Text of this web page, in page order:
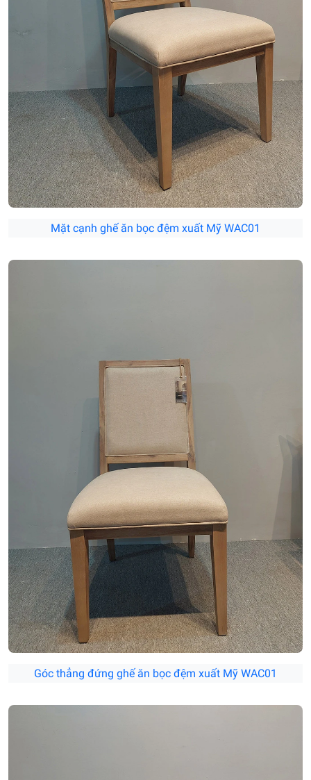
Mặt cạnh ghế ăn bọc đệm xuất Mỹ WAC01
Góc thẳng đứng ghế ăn bọc đệm xuất Mỹ WAC01